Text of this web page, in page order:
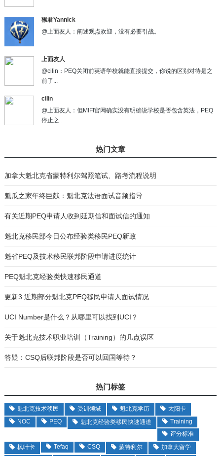
猴君Yannick
@上面友人：阐述观点欢迎，没有必要引战。
上面友人
@cilin：PEQ关闭前英语学校就能直接提交，你说的区别对待是之
前了...
cilin
@上面友人：但MIFI官网确实没有明确说学校是否包含英法，PEQ
停止之...
热门文章
加拿大魁北克省蒙特利尔驾照笔试、路考流程说明
魁瓜之家年终巨献：魁北克法语面试音频指导
有关近期PEQ申请人收到延期信和面试信的通知
魁北克移民部今日公布经验类移民PEQ新政
魁省PEQ及技术移民联邦阶段申请进度统计
PEQ魁北克经验类快速移民通道
更新3:近期部分魁北克PEQ移民申请人面试情况
UCI Number是什么？从哪里可以找到UCI？
关于魁北克技术职业培训（Training）的几点误区
答疑：CSQ后联邦阶段是否可以回国等待？
热门标签
魁北克技术移民 受训领域 魁北克学历
太阳卡
NOC
PEQ 魁北克经验类移民快速通道
Training
评分标准
枫叶卡
Tefaq CSQ 蒙特利尔
加拿大留学